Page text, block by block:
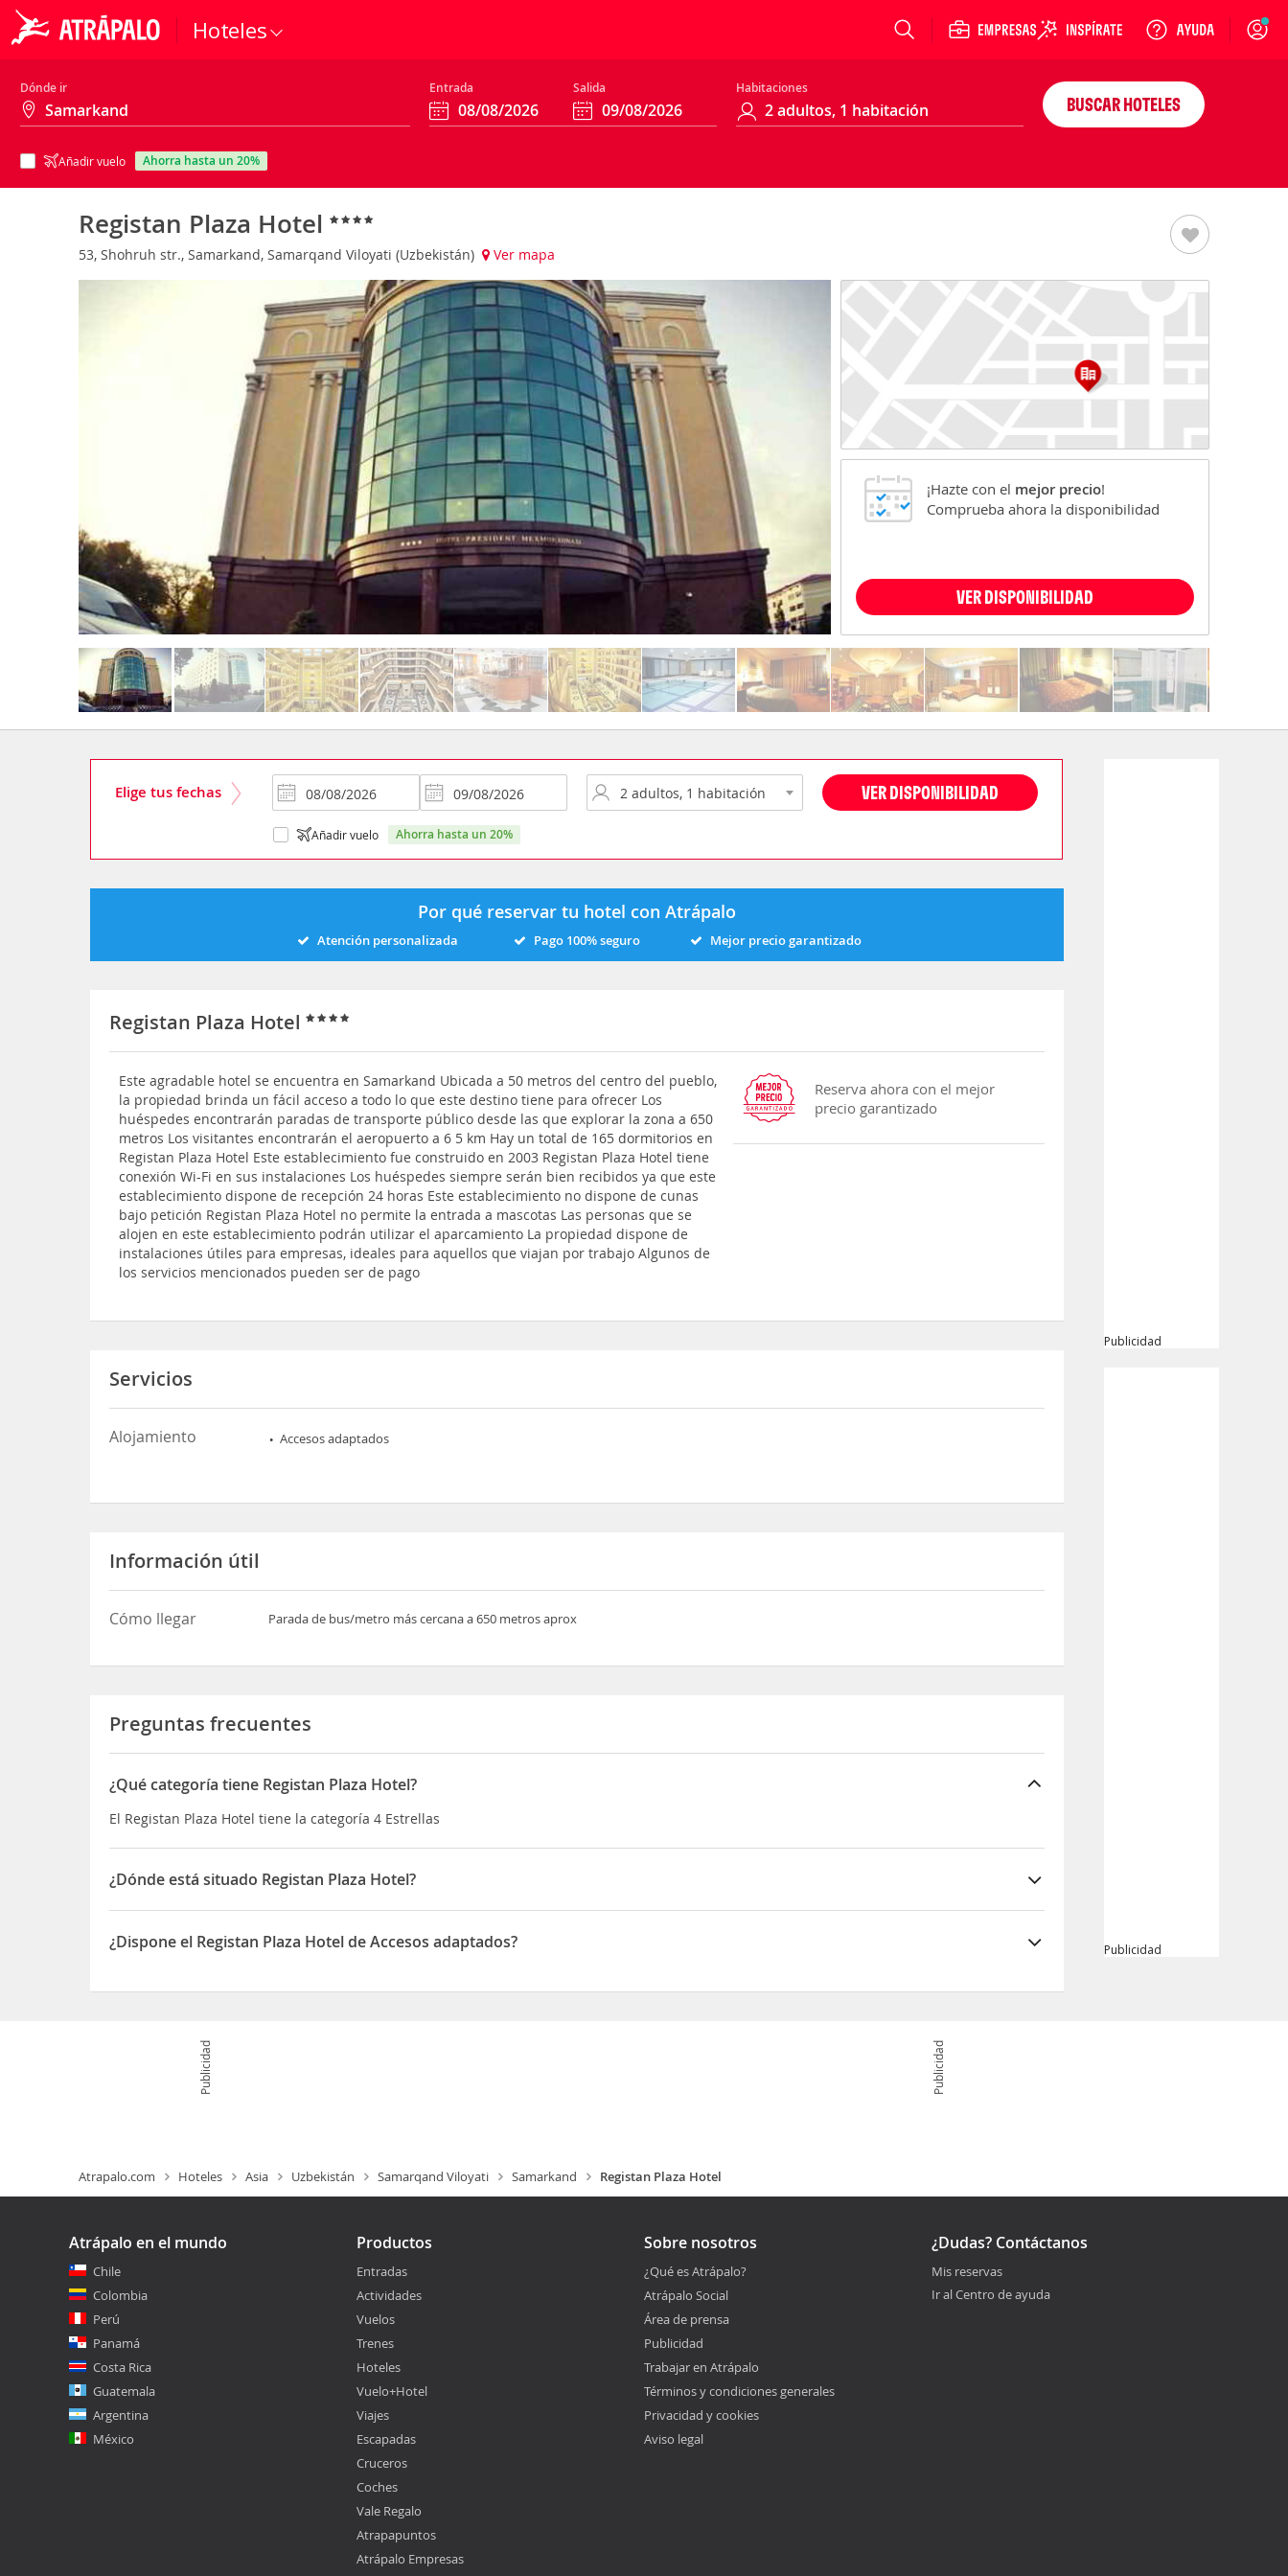
Hoteles Login
Dónde ir Entrada Salida Habitaciones
Añadir vuelo ahorra hasta un 20%
BUSCAR HOTELES
Registan Plaza Hotel
53, Shohruh str., Samarkand, Samarqand Viloyati (Uzbekistán) Ver mapa
¡Hazte con el mejor precio!
Comprueba ahora la disponibilidad
VER DISPONIBILIDAD
Elige tus fechas VER DISPONIBILIDAD
Añadir vuelo ahorra hasta un 20%
Por qué reservar tu hotel con Atrápalo
Atención personalizada Pago 100% seguro Mejor precio garantizado
Registan Plaza Hotel
Este agradable hotel se encuentra en Samarkand Ubicada a 50 metros del centro del pueblo,
la propiedad brinda un fácil acceso a todo lo que este destino tiene para ofrecer Los
huéspedes encontrarán paradas de transporte público desde las que explorar la zona a 650
metros Los visitantes encontrarán el aeropuerto a 6 5 km Hay un total de 165 dormitorios en
Registan Plaza Hotel Este establecimiento fue construido en 2003 Registan Plaza Hotel tiene
conexión Wi-Fi en sus instalaciones Los huéspedes siempre serán bien recibidos ya que este
establecimiento dispone de recepción 24 horas Este establecimiento no dispone de cunas
bajo petición Registan Plaza Hotel no permite la entrada a mascotas Las personas que se
alojen en este establecimiento podrán utilizar el aparcamiento La propiedad dispone de
instalaciones útiles para empresas, ideales para aquellos que viajan por trabajo Algunos de
los servicios mencionados pueden ser de pago
Reserva ahora con el mejor
precio garantizado
Servicios
Alojamiento Accesos adaptados
Información útil
Cómo llegar Parada de bus/metro más cercana a 650 metros aprox
Preguntas frecuentes
¿Qué categoría tiene Registan Plaza Hotel?
El Registan Plaza Hotel tiene la categoría 4 Estrellas
¿Dónde está situado Registan Plaza Hotel?
El Registan Plaza Hotel está situado en 53, Shohruh str.
¿Dispone el Registan Plaza Hotel de Accesos adaptados?
Publicidad
Publicidad
Publicidad Publicidad
Atrapalo.com Hoteles Asia Uzbekistán Samarqand Viloyati Samarkand Registan Plaza Hotel
Atrápalo en el mundo
Chile
Colombia
Perú
Panamá
Costa Rica
Guatemala
Argentina
México
Productos
Entradas
Actividades
Vuelos
Trenes
Hoteles
Vuelo+Hotel
Viajes
Escapadas
Cruceros
Coches
Vale Regalo
Atrapapuntos
Atrápalo Empresas
Sobre nosotros
¿Qué es Atrápalo?
Atrápalo Social
Área de prensa
Publicidad
Trabajar en Atrápalo
Términos y condiciones generales
Privacidad y cookies
Aviso legal
¿Dudas? Contáctanos
Mis reservas
Ir al Centro de ayuda